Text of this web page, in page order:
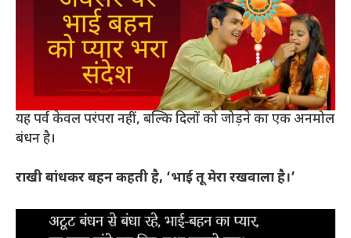
यह पर्व केवल परंपरा नहीं, बल्कि दिलों को जोड़ने का एक अनमोल
बंधन है।
राखी बांधकर बहन कहती है, ‘भाई तू मेरा रखवाला है।’